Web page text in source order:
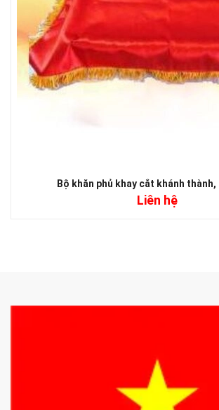
Bộ khăn phủ khay cắt khánh
Liên hệ